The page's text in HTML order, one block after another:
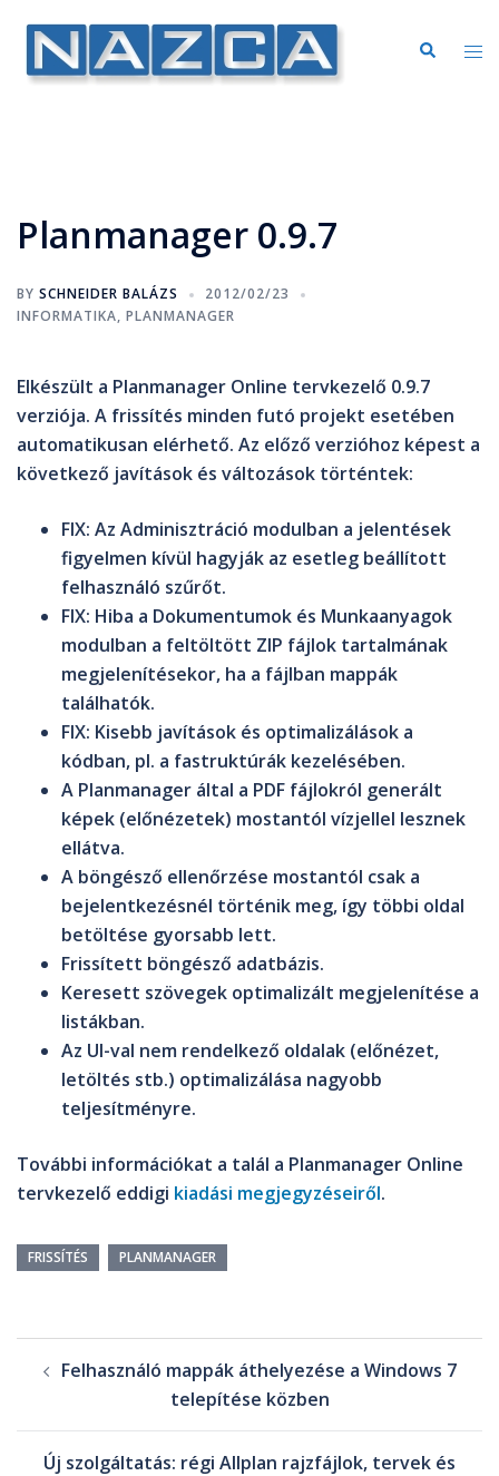
Planmanager 0.9.7
BY SCHNEIDER BALÁZS
2012/02/23
INFORMATIKA, PLANMANAGER
Elkészült a Planmanager Online tervkezelő 0.9.7
verziója. A frissítés minden futó projekt esetében
automatikusan elérhető. Az előző verzióhoz képest a
következő javítások és változások történtek:
FIX: Az Adminisztráció modulban a jelentések
figyelmen kívül hagyják az esetleg beállított
felhasználó szűrőt.
FIX: Hiba a Dokumentumok és Munkaanyagok
modulban a feltöltött ZIP fájlok tartalmának
megjelenítésekor, ha a fájlban mappák
találhatók.
FIX: Kisebb javítások és optimalizálások a
kódban, pl. a fastruktúrák kezelésében.
A Planmanager által a PDF fájlokról generált
képek (előnézetek) mostantól vízjellel lesznek
ellátva.
A böngésző ellenőrzése mostantól csak a
bejelentkezésnél történik meg, így többi oldal
betöltése gyorsabb lett.
Frissített böngésző adatbázis.
Keresett szövegek optimalizált megjelenítése a
listákban.
Az UI-val nem rendelkező oldalak (előnézet,
letöltés stb.) optimalizálása nagyobb
teljesítményre.
További információkat a talál a Planmanager Online
tervkezelő eddigi kiadási megjegyzéseiről.
FRISSÍTÉS PLANMANAGER
Felhasználó mappák áthelyezése a Windows 7
telepítése közben
Új szolgáltatás: régi Allplan rajzfájlok, tervek és